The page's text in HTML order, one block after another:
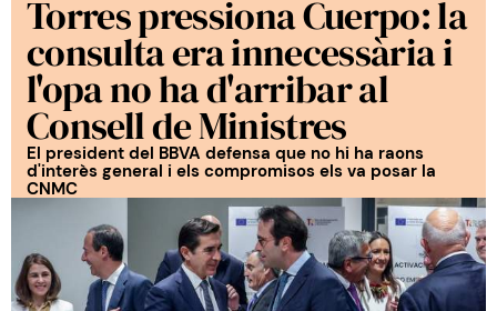
Torres pressiona Cuerpo: la
consulta era innecessària i
l'opa no ha d'arribar al
Consell de Ministres
El president del BBVA defensa que no hi ha raons
d'interès general i els compromisos els va posar la
CNMC